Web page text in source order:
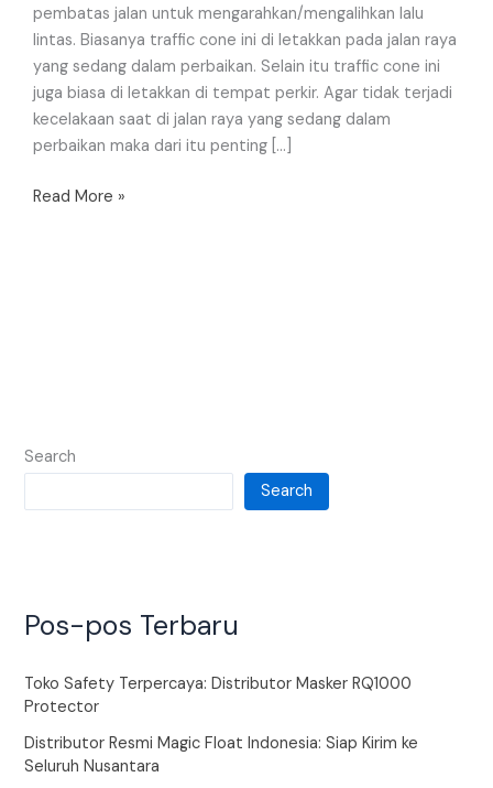
pembatas jalan untuk mengarahkan/mengalihkan lalu
lintas. Biasanya traffic cone ini di letakkan pada jalan raya
yang sedang dalam perbaikan. Selain itu traffic cone ini
juga biasa di letakkan di tempat perkir. Agar tidak terjadi
kecelakaan saat di jalan raya yang sedang dalam
perbaikan maka dari itu penting […]
Read More »
Search
Search
Pos-pos Terbaru
Toko Safety Terpercaya: Distributor Masker RQ1000
Protector
Distributor Resmi Magic Float Indonesia: Siap Kirim ke
Seluruh Nusantara